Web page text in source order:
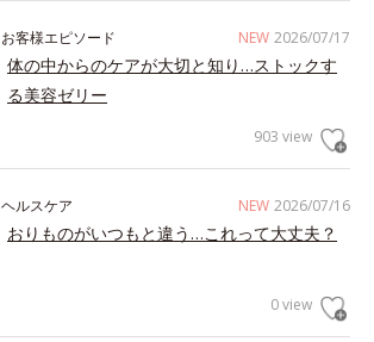
NEW 2026/07/17
お客様エピソード
体の中からのケアが大切と知り…ストックす
る美容ゼリー
903 view
NEW 2026/07/16
ヘルスケア
おりものがいつもと違う…これって大丈夫？
0 view